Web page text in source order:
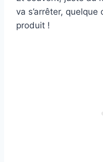
va s’arrêter, quelque
produit !